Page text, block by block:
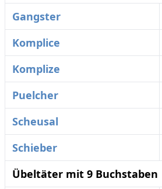
Gangster
Komplice
Komplize
Puelcher
Scheusal
Schieber
Übeltäter mit 9 Buchstaben